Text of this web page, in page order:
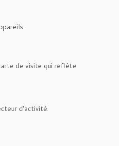
de visite qui reflète
d’activité.